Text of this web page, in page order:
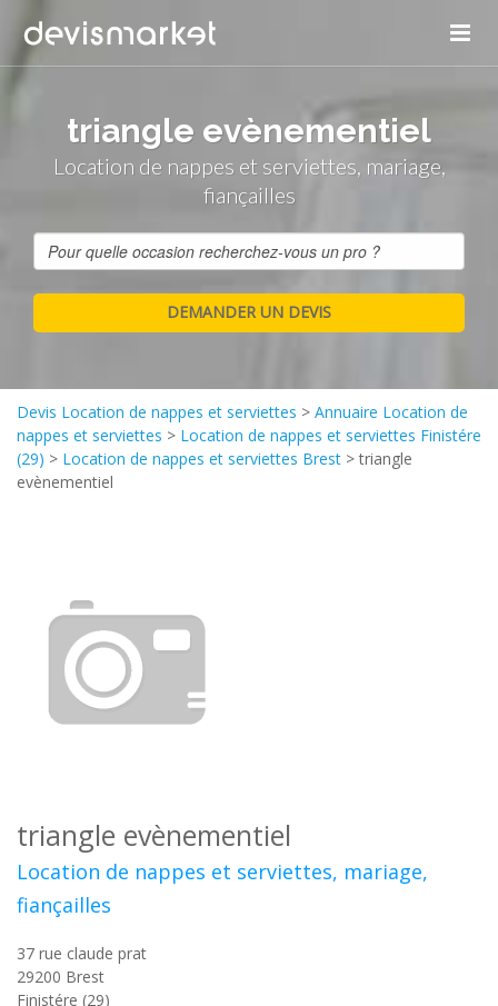
triangle evènementiel
Location de nappes et serviettes, mariage,
fiançailles
Devis Location de nappes et serviettes > Annuaire Location de
nappes et serviettes > Location de nappes et serviettes Finistére
(29) > Location de nappes et serviettes Brest >triangle
evènementiel
triangle evènementiel
Location de nappes et serviettes, mariage,
fiançailles
37 rue claude prat
29200 Brest
Finistére (29)